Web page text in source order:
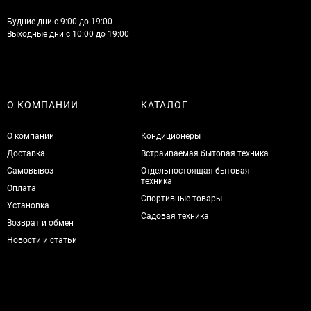
Будние дни с 9:00 до 19:00
Выходные дни с 10:00 до 19:00
О КОМПАНИИ
О компании
Доставка
Самовывоз
Оплата
Установка
Возврат и обмен
Новости и статьи
КАТАЛОГ
Кондиционеры
Встраиваемая бытовая техника
Отдельностоящая бытовая
техника
Спортивные товары
Садовая техника